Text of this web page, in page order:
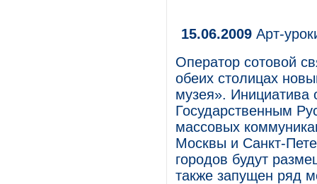
15.06.2009 Арт-
Оператор сотовой
обеих столицах
музея». Инициатива
Государственным
массовых
Москвы и Санкт-
городов будут
также запущен ряд